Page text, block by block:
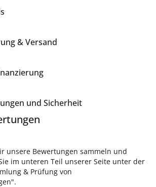
& Versand
und Sicherheit
unsere Bewertungen sammeln und
im unteren Teil unserer Seite unter der
& Prüfung von